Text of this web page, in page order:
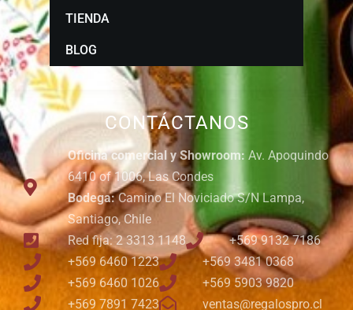
CONTÁCTANOS
Oficina comercial y Showroom: Av. Apoquindo
6410 of 1006, Las Condes
Bodega:Camino El Noviciado S/N Lampa,
Santiago, Chile
Red fija: 2 3313 1148
+569 9132 7186
+569 6460 1223
+569 3481 0368
+569 6460 1026
+569 5903 9820
+569 7891 7423
ventas@regalospro.cl
TIENDA
BLOG